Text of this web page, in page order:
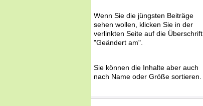
Wenn Sie die jüngsten Beiträge
sehen wollen, klicken Sie in der
verlinkten Seite auf die Überschrift
"Geändert am".
Sie können die Inhalte aber auch
nach Name oder Größe sortieren.